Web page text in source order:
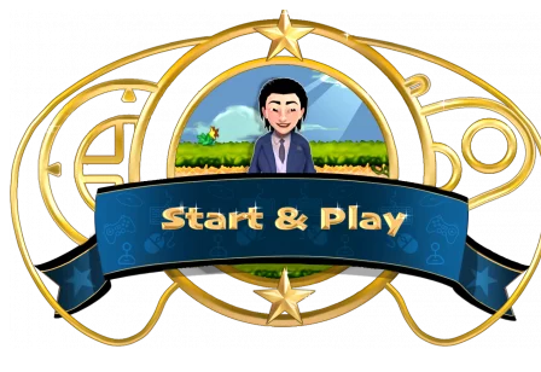
principal